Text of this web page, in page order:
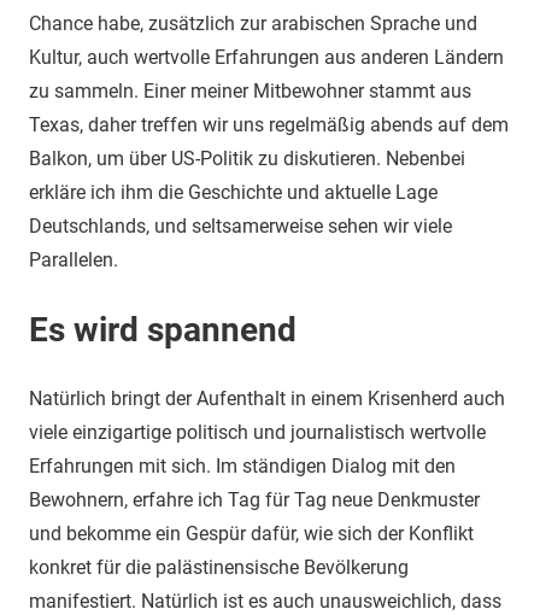
Chance habe, zusätzlich zur arabischen Sprache und
Kultur, auch wertvolle Erfahrungen aus anderen Ländern
zu sammeln. Einer meiner Mitbewohner stammt aus
Texas, daher treffen wir uns regelmäßig abends auf dem
Balkon, um über US-Politik zu diskutieren. Nebenbei
erkläre ich ihm die Geschichte und aktuelle Lage
Deutschlands, und seltsamerweise sehen wir viele
Parallelen.
Es wird spannend
Natürlich bringt der Aufenthalt in einem Krisenherd auch
viele einzigartige politisch und journalistisch wertvolle
Erfahrungen mit sich. Im ständigen Dialog mit den
Bewohnern, erfahre ich Tag für Tag neue Denkmuster
und bekomme ein Gespür dafür, wie sich der Konflikt
konkret für die palästinensische Bevölkerung
manifestiert. Natürlich ist es auch unausweichlich, dass